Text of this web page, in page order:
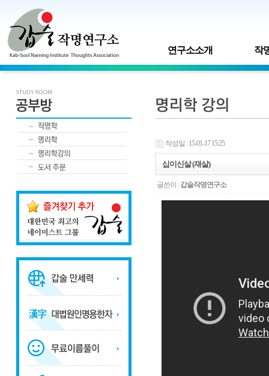
연구소소개 작
작성일 : 15-01-17 15:25
십이신살 (재살)
글쓴이 : 갑술작명연구소